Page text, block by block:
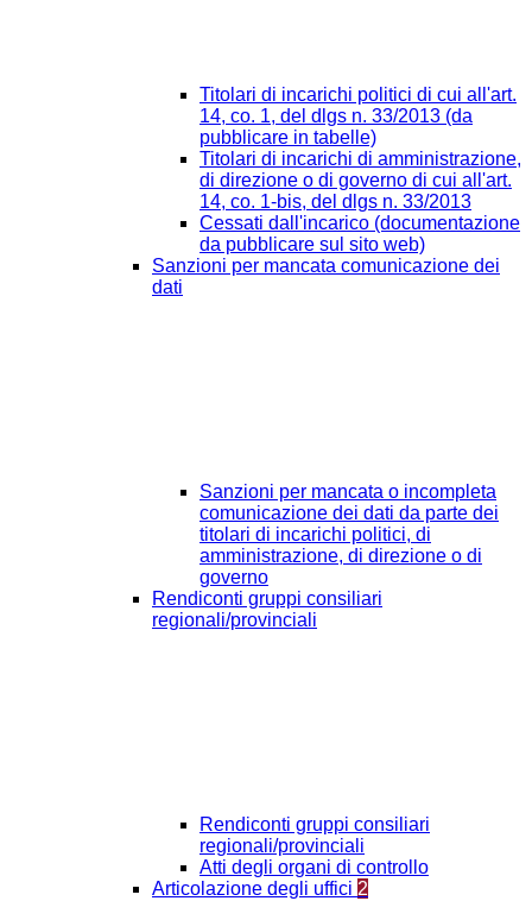
Titolari di incarichi politici di cui all'art.
14, co. 1, del dlgs n. 33/2013 (da
pubblicare in tabelle)
Titolari di incarichi di amministrazione,
di direzione o di governo di cui all'art.
14, co. 1-bis, del dlgs n. 33/2013
Cessati dall'incarico (documentazione
da pubblicare sul sito web)
Sanzioni per mancata comunicazione dei
dati
Sanzioni per mancata o incompleta
comunicazione dei dati da parte dei
titolari di incarichi politici, di
amministrazione, di direzione o di
governo
Rendiconti gruppi consiliari
regionali/provinciali
Rendiconti gruppi consiliari
regionali/provinciali
Atti degli organi di controllo
Articolazione degli uffici 2